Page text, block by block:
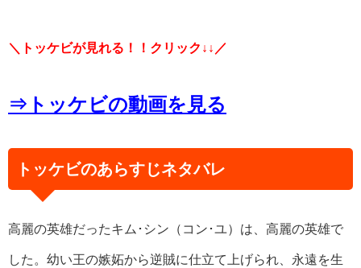
＼トッケビが見れる！！クリック↓↓／
⇒トッケビの動画を見る
トッケビのあらすじネタバレ
高麗の英雄だったキム･シン（コン･ユ）は、高麗の英雄で
した。幼い王の嫉妬から逆賊に仕立て上げられ、永遠を生